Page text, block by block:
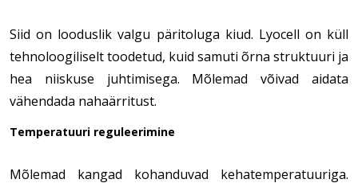
Siid on looduslik valgu päritoluga kiud. Lyocell on küll
tehnoloogiliselt toodetud, kuid samuti õrna struktuuri ja
hea niiskuse juhtimisega. Mõlemad võivad aidata
vähendada nahaärritust.
Temperatuuri reguleerimine
Mõlemad kangad kohanduvad kehatemperatuuriga.